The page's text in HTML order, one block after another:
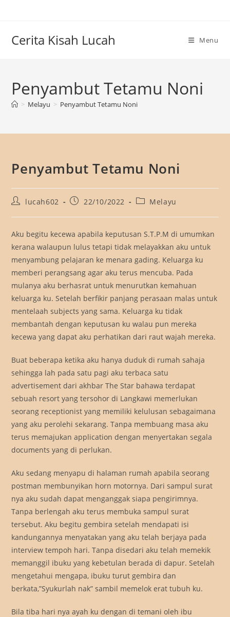
Cerita Kisah Lucah Menu
Penyambut Tetamu Noni
> Melayu > Penyambut Tetamu Noni
Penyambut Tetamu Noni
Postlucah602
Post22/10/2022
PostMelayu
Aku begitu kecewa apabila keputusan S.T.P.M di umumkan
kerana walaupun lulus tetapi tidak melayakkan aku untuk
menyambung pelajaran ke menara gading. Keluarga ku
memberi perangsang agar aku terus mencuba. Pada
mulanya aku berhasrat untuk menurutkan kemahuan
keluarga ku. Setelah berfikir panjang perasaan malas untuk
mentelaah subjects yang sama. Keluarga ku tidak
membantah dengan keputusan ku walau pun mereka
kecewa yang dapat aku perhatikan dari raut wajah mereka.
Buat beberapa ketika aku hanya duduk di rumah sahaja
sehingga lah pada satu pagi aku terbaca satu
advertisement dari akhbar The Star bahawa terdapat
sebuah resort yang tersohor di Langkawi memerlukan
seorang receptionist yang memiliki kelulusan sebagaimana
yang aku perolehi sekarang. Tanpa membuang masa aku
terus memajukan application dengan menyertakan segala
documents yang di perlukan.
Aku sedang menyapu di halaman rumah apabila seorang
postman membunyikan horn motornya. Dari sampul surat
nya aku sudah dapat menganggak siapa pengirimnya.
Tanpa berlengah aku terus membuka sampul surat
tersebut. Aku begitu gembira setelah mendapati isi
kandungannya menyatakan yang aku telah berjaya pada
interview tempoh hari. Tanpa disedari aku telah memekik
memanggil ibuku yang kebetulan berada di dapur. Setelah
mengetahui mengapa, ibuku turut gembira dan
berkata,”Syukurlah nak” sambil memelok erat tubuh ku.
Bila tiba hari nya ayah ku dengan di temani oleh ibu